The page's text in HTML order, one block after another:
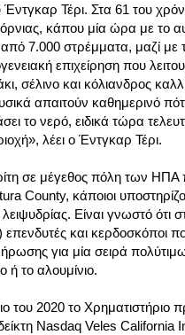
Τέρι. Στα 61 του
κάπου μία ώρα με το
7.000 στρέμματα, μαζί με
επιχείρηση που
σέλινο και κόλιανδρος
απαιτούν καθημερινό
το νερό, ειδικά τώρα
λέει ο Έντγκαρ Τέρι.
σε μέγεθος πόλη των ΗΠΑ
County, κάποιοι
λειψυδρίας. Είναι γνωστό
επενδυτές και κερδοσκόποι
για μία σειρά
ή το αλουμίνιο.
του 2020 το Χρηματιστήριο
Nasdaq Veles